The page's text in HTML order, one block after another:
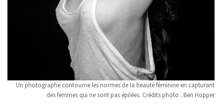
Un photographe contourne les normes de la beauté féminine en capturant
des femmes qui ne sont pas épilées. Crédits photo : Ben Hopper